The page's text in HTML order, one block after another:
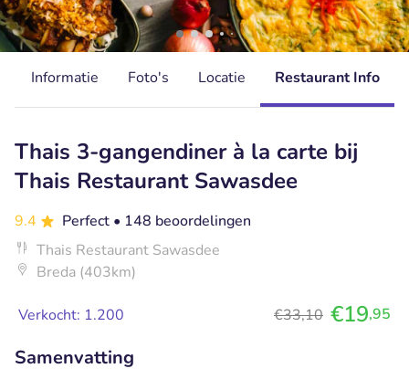
Informatie Foto's Locatie Restaurant Info
Thais 3-gangendiner à la carte bij
Thais Restaurant Sawasdee
9.4 Perfect • 148 beoordelingen
Thais Restaurant Sawasdee
Breda (403km)
Verkocht: 1.200 €33,10 €19,95
Samenvatting